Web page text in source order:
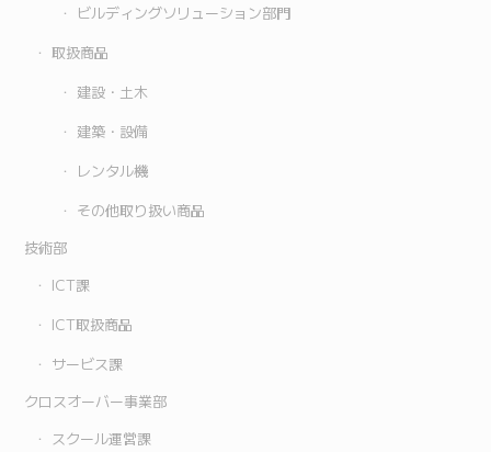
ビルディングソリューション部門
取扱商品
建設・土木
建築・設備
レンタル機
その他取り扱い商品
技術部
ICT課
ICT取扱商品
サービス課
クロスオーバー事業部
スクール運営課